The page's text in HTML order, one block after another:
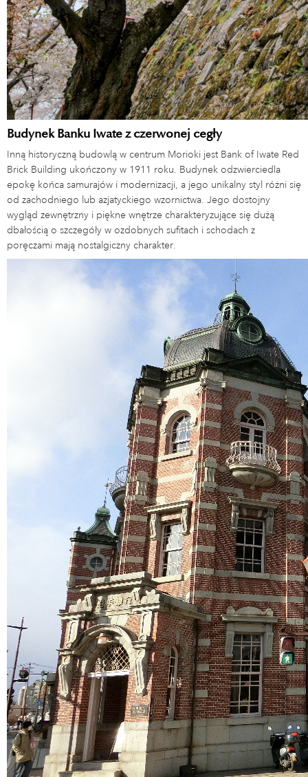
Budynek Banku Iwate z czerwonej cegły
Inną historyczną budowlą w centrum Morioki jest Bank of Iwate Red
Brick Building ukończony w 1911 roku. Budynek odzwierciedla
epokę końca samurajów i modernizacji, a jego unikalny styl różni się
od zachodniego lub azjatyckiego wzornictwa. Jego dostojny
wygląd zewnętrzny i piękne wnętrze charakteryzujące się dużą
dbałością o szczegóły w ozdobnych sufitach i schodach z
poręczami mają nostalgiczny charakter.